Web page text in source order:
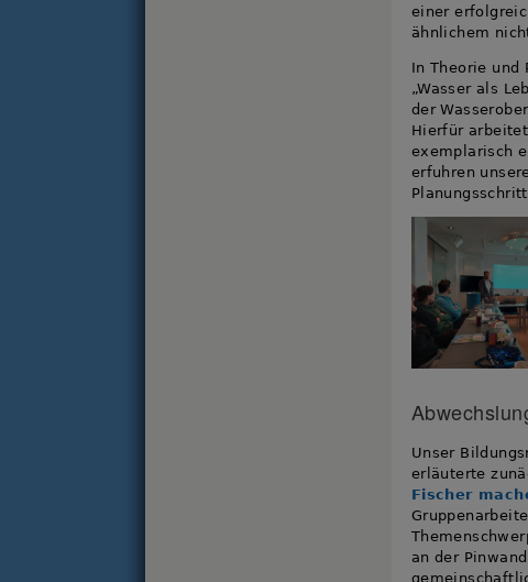
einer
ähnlichem
In Theorie und
„Wasser als
der
Hierfür
exemplarisch
erfuhren
Unser
erläuterte
Fischer
an der